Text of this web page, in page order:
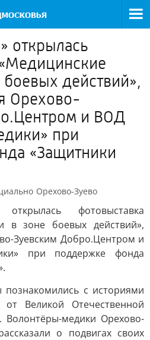
открылась
действий»,
Орехово-
и ВОД
при
«Защитники
Орехово-Зуево
фотовыставка
в зоне боевых действий»,
Зуевским Добро.Центром и
при поддержке фонда
с историями
Великой Отечественной
медики Орехово-
о подвигах своих